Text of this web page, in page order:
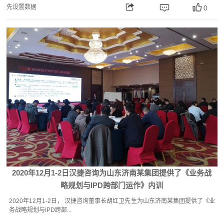
先设置数据 0
2020年12月1-2日汉捷咨询为山东济南某集团提供了《业务战
略规划与IPD跨部门运作》内训
2020年12月1-2日， 汉捷咨询董事长胡红卫先生为山东济南某集团提供了《业
务战略规划与IPD跨部...